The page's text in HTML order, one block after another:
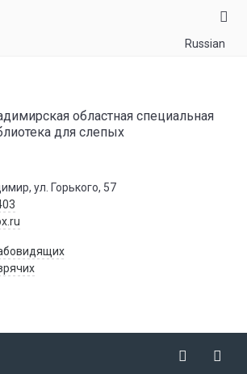
Russian
областная специальная
для слепых
ул. Горького, 57